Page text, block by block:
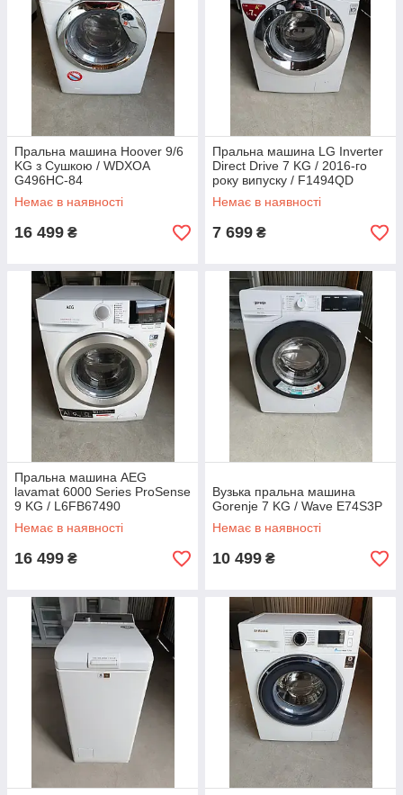
Пральна машина Hoover 9/6
KG з Сушкою / WDXOA
G496HC-84
Немає в наявності
16 499 ₴
Пральна машина LG Inverter
Direct Drive 7 KG / 2016-го
року випуску / F1494QD
Немає в наявності
7 699 ₴
Пральна машина AEG
lavamat 6000 Series ProSense
9 KG / L6FB67490
Немає в наявності
16 499 ₴
Вузька пральна машина
Gorenje 7 KG / Wave E74S3P
Немає в наявності
10 499 ₴